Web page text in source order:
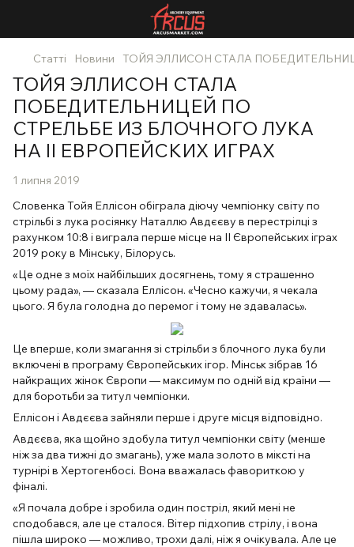
Статті Новини ТОЙЯ ЭЛЛИСОН СТАЛА
ТОЙЯ ЭЛЛИСОН СТАЛА
ПОБЕДИТЕЛЬНИЦЕЙ ПО
СТРЕЛЬБЕ ИЗ БЛОЧНОГО ЛУКА
НА II ЕВРОПЕЙСКИХ ИГРАХ
1 липня 2019
Словенка Тойя Еллісон обіграла діючу чемпіонку світу по
стрільбі з лука росіянку Наталлю Авдєєву в перестрілці з
рахунком 10:8 і виграла перше місце на II Європейських іграх
2019 року в Мінську, Білорусь.
«Це одне з моїх найбільших досягнень, тому я страшенно
цьому рада», — сказала Еллісон. «Чесно кажучи, я чекала
цього. Я була голодна до перемог і тому не здавалась».
Це вперше, коли змагання зі стрільби з блочного лука були
включені в програму Європейських ігор. Мінськ зібрав 16
найкращих жінок Європи — максимум по одній від країни —
для боротьби за титул чемпіонки.
Еллісон і Авдєєва зайняли перше і друге місця відповідно.
Авдєєва, яка щойно здобула титул чемпіонки світу (менше
ніж за два тижні до змагань), уже мала золото в міксті на
турнірі в Хертогенбосі. Вона вважалась фавориткою у
фіналі.
«Я почала добре і зробила один постріл, який мені не
сподобався, але це сталося. Вітер підхопив стрілу, і вона
пішла широко — можливо, трохи далі, ніж я очікувала. Але це